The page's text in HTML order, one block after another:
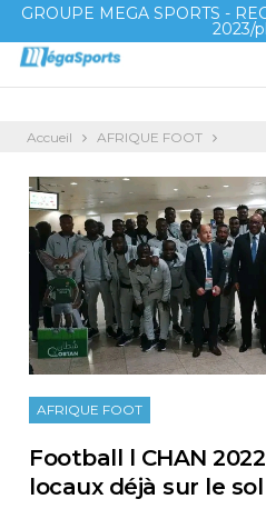
GROUPE MEGA SPORTS -
2023/
Accueil AFRIQUE FOOT
AFRIQUE FOOT
Football l CHAN
locaux déjà sur le